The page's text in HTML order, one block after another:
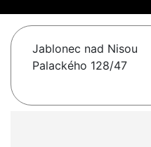
Jablonec nad Nisou
Palackého 128/47